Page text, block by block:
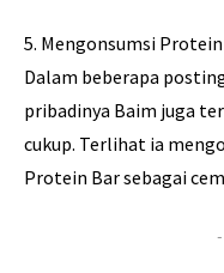
5. Mengonsumsi Protein
Dalam beberapa
pribadinya Baim juga
cukup. Terlihat ia
Protein Bar sebagai
-